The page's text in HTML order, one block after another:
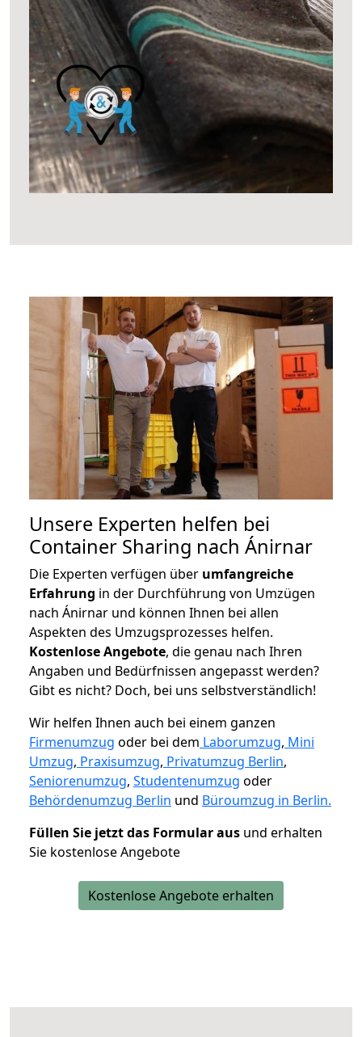
Unsere Experten helfen bei
Container Sharing nach Ánirnar
Die Experten verfügen über umfangreiche
Erfahrung in der Durchführung von Umzügen
nach Ánirnar und können Ihnen bei allen
Aspekten des Umzugsprozesses helfen.
Kostenlose Angebote, die genau nach Ihren
Angaben und Bedürfnissen angepasst werden?
Gibt es nicht? Doch, bei uns selbstverständlich!
Wir helfen Ihnen auch bei einem ganzen
Firmenumzug oder bei dem Laborumzug, Mini
Umzug, Praxisumzug, Privatumzug Berlin,
Seniorenumzug, Studentenumzug oder
Behördenumzug Berlin und Büroumzug in Berlin.
Füllen Sie jetzt das Formular aus und erhalten
Sie kostenlose Angebote
Kostenlose Angebote erhalten